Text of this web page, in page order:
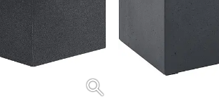
search